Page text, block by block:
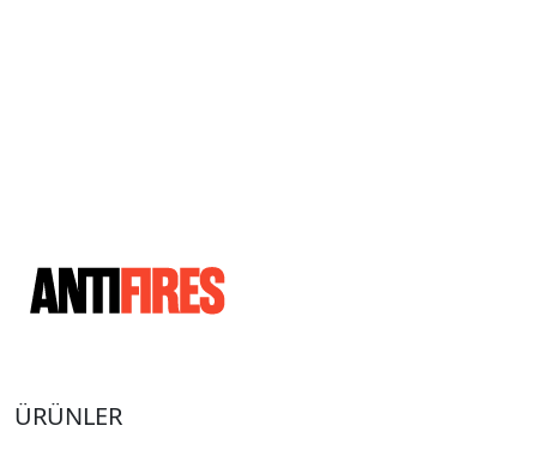
ÜRÜNLER